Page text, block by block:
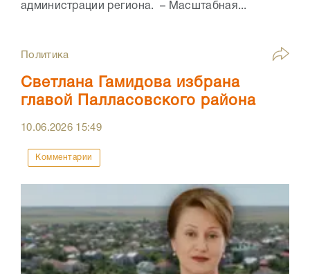
администрации региона. – Масштабная...
Политика
Светлана Гамидова избрана
главой Палласовского района
10.06.2026 15:49
Комментарии